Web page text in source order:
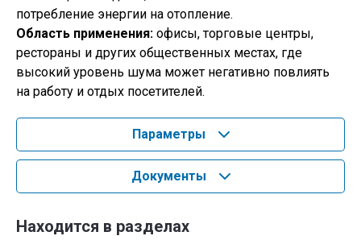
потребление энергии на отопление.
Область применения: офисы, торговые центры,
рестораны и других общественных местах, где
высокий уровень шума может негативно повлиять
на работу и отдых посетителей.
Параметры
Документы
Находится в разделах